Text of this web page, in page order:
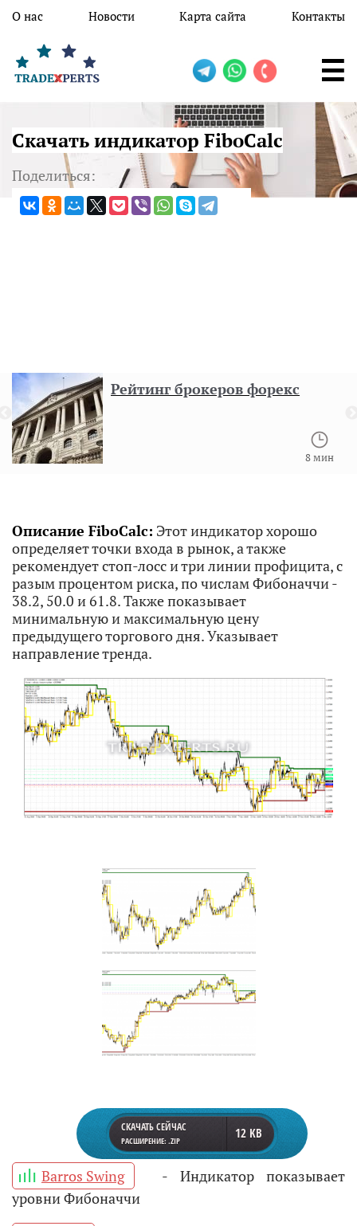
Перейти к основному содержанию
О нас Новости Карта сайта Контакты
Скачать индикатор FiboCalc
Поделиться:
Рейтинг брокеров форекс
8 мин
Описание FiboCalc: Этот индикатор хорошо
определяет точки входа в рынок, а также
рекомендует стоп-лосс и три линии профицита, с
разым процентом риска, по числам Фибоначчи -
38.2, 50.0 и 61.8. Также показывает
минимальную и максимальную цену
предыдущего торгового дня. Указывает
направление тренда.
СКАЧАТЬ СЕЙЧАС
РАСШИРЕНИЕ: .ZIP 12 KB
Barros Swing
- Индикатор показывает
уровни Фибоначчи